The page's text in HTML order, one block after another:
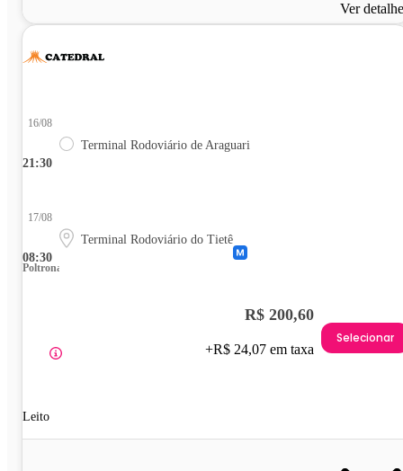
Ver
21:30
16/08
Terminal Rodoviário de Araguari
08:30
17/08
Terminal Rodoviário do Tietê
Poltrona
Leito
R$ 200,60
+R$ 24,07 em taxa
Selecionar